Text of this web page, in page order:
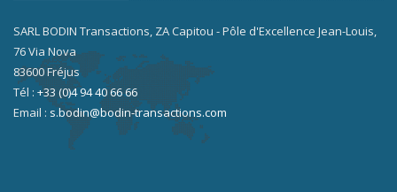
SARL BODIN Transactions, ZA Capitou - Pôle d'Excellence Jean-Louis,
76 Via Nova
83600 Fréjus
Tél : +33 (0)4 94 40 66 66
Email : s.bodin@bodin-transactions.com